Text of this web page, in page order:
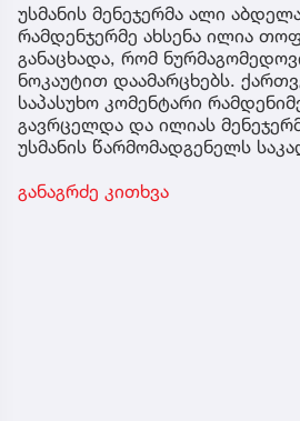
უსმანის მენეჯერმა ალი
რამდენჯერმე ახსენა ილია
განაცხადა, რომ
ნოკაუტით დაამარცხებს.
საპასუხო კომენტარი
გავრცელდა და ილიას
უსმანის წარმომადგენელს
განაგრძე კითხვა